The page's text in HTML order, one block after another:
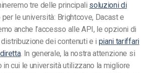
tre delle principali soluzioni di
le università: Brightcove, Dacast e
anche l’accesso alle API, le opzioni di
dei contenuti e i piani tariffari
. In generale, la nostra attenzione si
in cui le università utilizzano la migliore